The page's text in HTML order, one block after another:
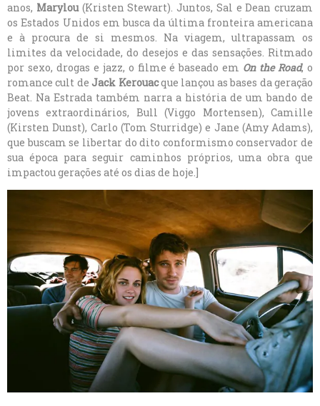
anos, Marylou(Kristen Stewart). Juntos, Sal e Dean cruzam
os Estados Unidos em busca da última fronteira americana
e à procura de si mesmos. Na viagem, ultrapassam os
limites da velocidade, do desejos e das sensações. Ritmado
por sexo, drogas e jazz, o filme é baseado em On the Road, o
romance cult de Jack Kerouacque lançou as bases da geração
Beat. Na Estrada também narra a história de um bando de
jovens extraordinários, Bull (Viggo Mortensen), Camille
(Kirsten Dunst), Carlo (Tom Sturridge) e Jane (Amy Adams),
que buscam se libertar do dito conformismo conservador de
sua época para seguir caminhos próprios, uma obra que
impactou gerações até os dias de hoje.]